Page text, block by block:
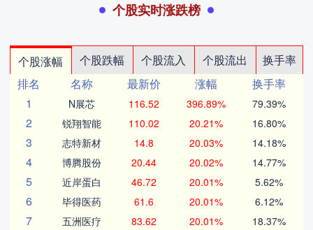
个股实时涨跌榜
个股涨幅 个股跌幅 个股流入 个股流出
换手率
排名
名称 最新价 涨幅
换手率
1
N展芯 116.52 396.89% 79.39%
2 锐翔智能 110.02 20.21% 16.80%
3 志特新材 14.8 20.03% 14.18%
4 博腾股份 20.44 20.02% 14.77%
5 近岸蛋白 46.72 20.01% 5.62%
6 毕得医药 61.6 20.01% 6.12%
7 五洲医疗 83.62 20.01% 18.37%